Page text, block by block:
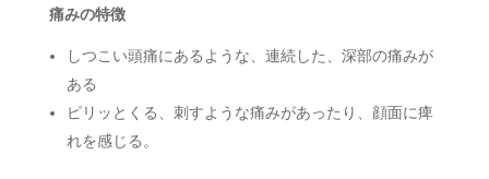
痛みの特徴
しつこい頭痛にあるような、連続した、深部の痛みが
ある
ピリッとくる、刺すような痛みがあったり、顔面に痺
れを感じる。